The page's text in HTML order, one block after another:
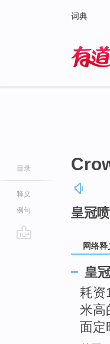
词典
目录
释义
例句
皇冠
网络释
皇
耗资
米高
面定